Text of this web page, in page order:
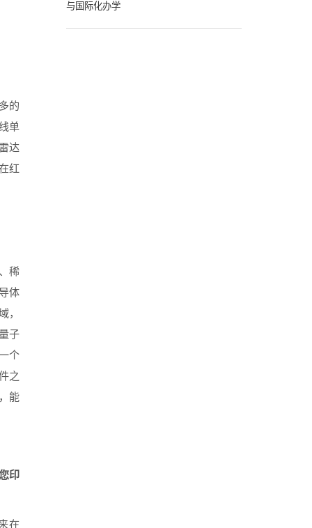
的
单
达
红
稀
体
，
子
个
之
能
印
在
与国际化办学